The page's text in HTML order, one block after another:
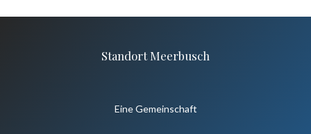
Standort Meerbusch
Eine Gemeinschaft